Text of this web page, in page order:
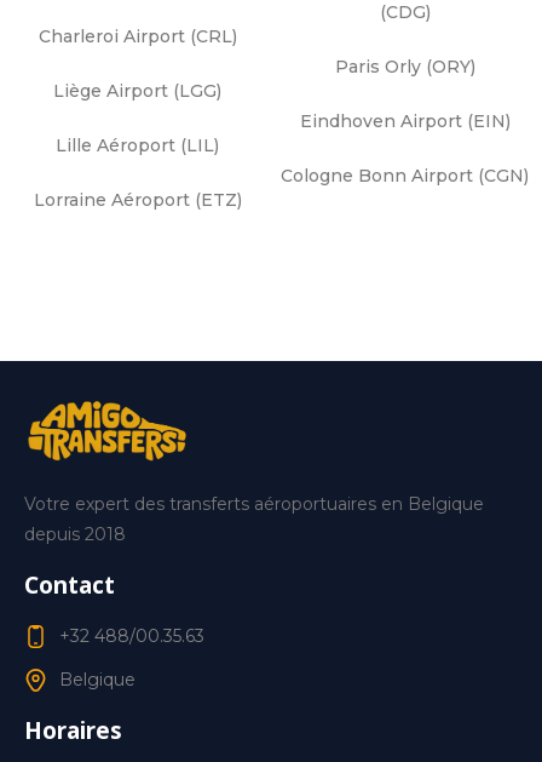
Charleroi Airport (CRL)
Liège Airport (LGG)
Lille Aéroport (LIL)
Lorraine Aéroport (ETZ)
(CDG)
Paris Orly (ORY)
Eindhoven Airport (EIN)
Cologne Bonn Airport (CGN)
Votre expert des transferts aéroportuaires en Belgique
depuis 2018
Contact
+32 488/00.35.63
Belgique
Horaires